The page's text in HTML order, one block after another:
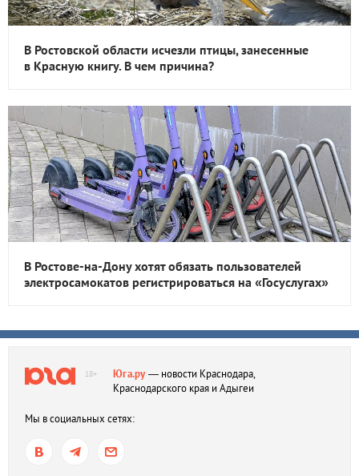
В Ростовской области исчезли птицы, занесенные
в Красную книгу. В чем причина?
В Ростове-на-Дону хотят обязать пользователей
электросамокатов регистрироваться на «Госуслугах»
18+ Юга.ру— новости Краснодара,
Краснодарского края и Адыгеи
Мы в социальных сетях: